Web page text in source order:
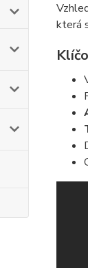
která